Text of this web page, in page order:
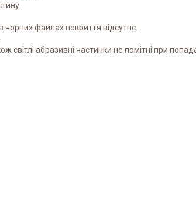
чорних файлах покриття відсутнє.
світлі абразивні частинки не помітні при